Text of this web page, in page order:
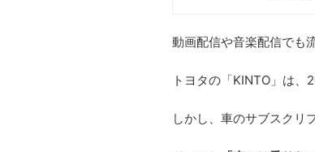
動画配信や音楽配信でも
トヨタの「KINTO」は、
しかし、車のサブスクリ